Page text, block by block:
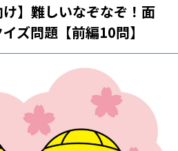
け】難しいなぞなぞ！面
ズ問題【前編10問】